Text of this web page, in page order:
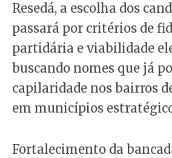
Resedá, a escolha dos
passará por critérios de
partidária e viabilidade
buscando nomes que já
capilaridade nos bairros
em municípios
Fortalecimento da